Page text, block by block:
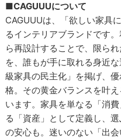
■CAGUUUについて
CAGUUUは、「欲しい家具
るインテリアブランドです
ら再設計することで、限ら
を、誰もが手に取れる身近
級家具の民主化」を掲げ、
格。その黄金バランスを叶
います。家具を単なる「消
る「資産」として定義し、
の安心も。迷いのない「出